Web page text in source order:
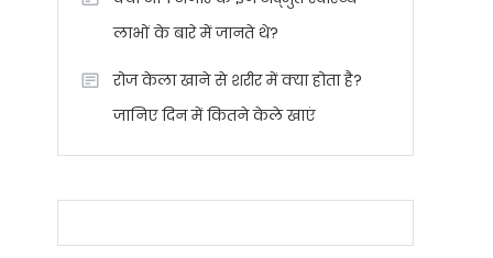
लाभों के बारे में जानते थे?
रोज केला खाने से शरीर में क्या होता है?
जानिए दिन में कितने केले खाएं